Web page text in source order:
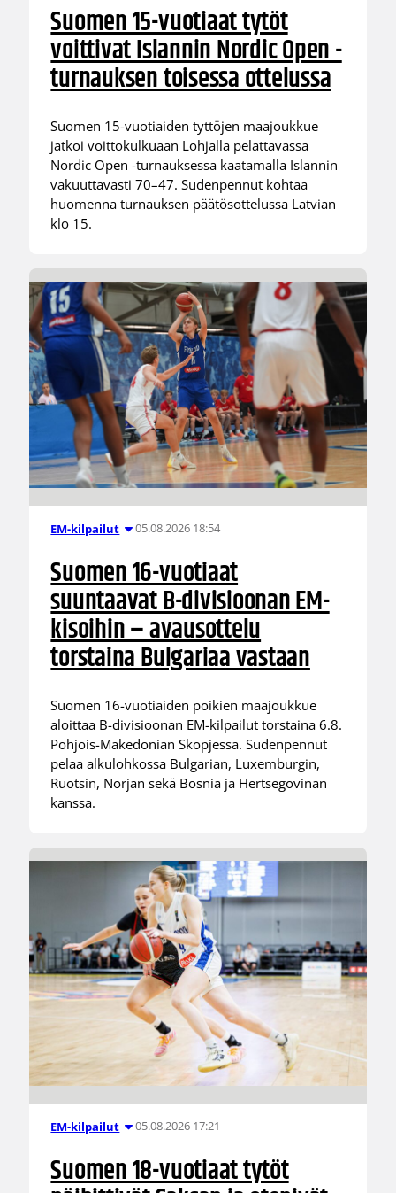
Suomen 15-vuotiaat tytöt
voittivat Islannin Nordic Open -
turnauksen toisessa ottelussa
Suomen 15-vuotiaiden tyttöjen maajoukkue
jatkoi voittokulkuaan Lohjalla pelattavassa
Nordic Open -turnauksessa kaatamalla Islannin
vakuuttavasti 70–47. Sudenpennut kohtaa
huomenna turnauksen päätösottelussa Latvian
klo 15.
EM-kilpailut 05.08.2026 18:54
Suomen 16-vuotiaat
suuntaavat B-divisioonan EM-
kisoihin – avausottelu
torstaina Bulgariaa vastaan
Suomen 16-vuotiaiden poikien maajoukkue
aloittaa B-divisioonan EM-kilpailut torstaina 6.8.
Pohjois-Makedonian Skopjessa. Sudenpennut
pelaa alkulohkossa Bulgarian, Luxemburgin,
Ruotsin, Norjan sekä Bosnia ja Hertsegovinan
kanssa.
EM-kilpailut 05.08.2026 17:21
Suomen 18-vuotiaat tytöt